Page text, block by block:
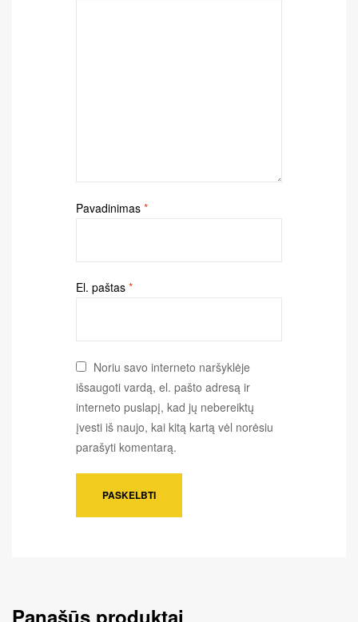
Pavadinimas *
El. paštas *
Noriu savo interneto naršyklėje
išsaugoti vardą, el. pašto adresą ir
interneto puslapį, kad jų nebereiktų
įvesti iš naujo, kai kitą kartą vėl norėsiu
parašyti komentarą.
Panašūs produktai